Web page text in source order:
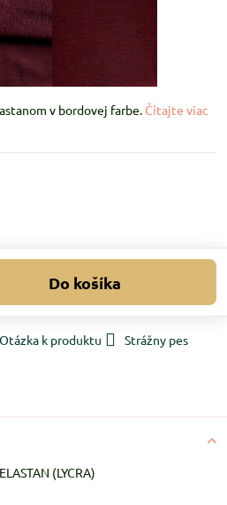
v bordovej farbe. Čítajte viac
Do košíka
Otázka k produktu
Strážny pes
(LYCRA)